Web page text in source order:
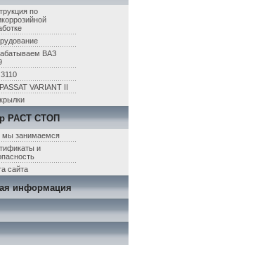
по
ВАЗ
VARIANT II
РАСТ СТОП
мы занимаемся
и
сайта
информация